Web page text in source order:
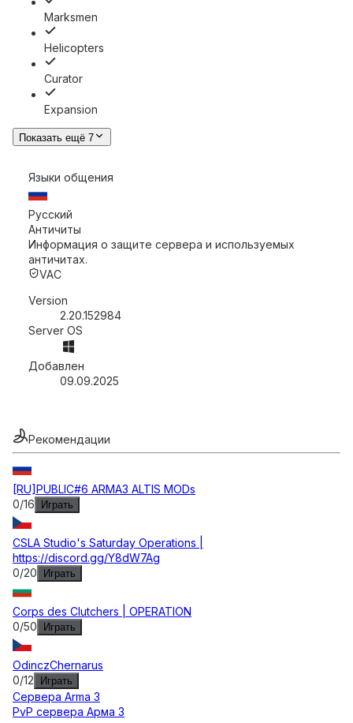
Marksmen
Helicopters
Curator
Expansion
Показать ещё 7
Языки общения
Русский
Античиты
Информация о защите сервера и используемых
античитах.
VAC
Version
2.20.152984
Server OS
Добавлен
09.09.2025
Рекомендации
[RU]PUBLIC#6 ARMA3 ALTIS MODs
0/16 Играть
CSLA Studio's Saturday Operations |
https://discord.gg/Y8dW7Ag
0/20 Играть
Corps des Clutchers | OPERATION
0/50 Играть
OdinczChernarus
0/12 Играть
Сервера Arma 3
PvP сервера Арма 3